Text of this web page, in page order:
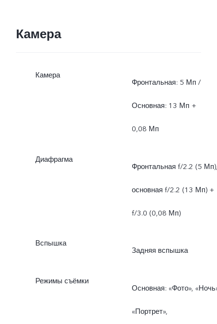
Камера
Камера
Фронтальная: 5 Мп /
Основная: 13 Мп +
0,08 Мп
Диафрагма
Фронтальная f/2.2 (5
основная f/2.2 (13 Мп) +
f/3.0 (0,08 Мп)
Вспышка
Задняя вспышка
Режимы съёмки
Основная: «Фото»,
«Портрет»,